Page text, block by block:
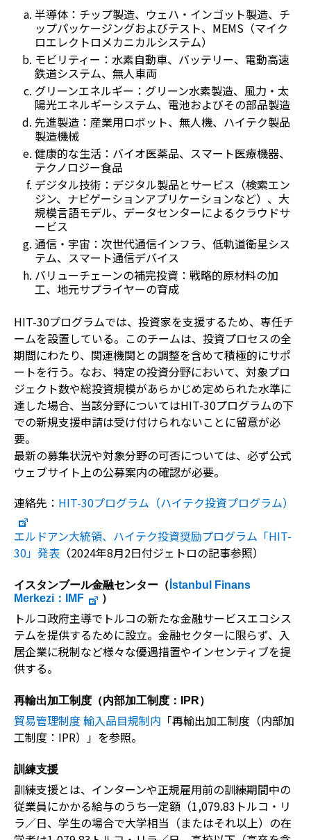
半導体：チップ製造、ウェハ・インゴット製造、チ
ップパッケージングおよびテスト、MEMS（マイク
ロエレクトロメカニカルシステム）
モビリティー：水素自動車、バッテリー、電動高速
鉄道システム、無人車両
グリーンエネルギー：グリーン水素製造、風力・太
陽光エネルギーシステム、電池およびその部品製造
先進製造：産業用ロボット、無人機、ハイテク製品
製造機械
健康的な生活：バイオ医薬品、スマート医療機器、
テクノロジー食品
デジタル技術：デジタル製品とサービス（検索エン
ジン、ナビゲーションアプリケーションなど）、大
規模言語モデル、データセンターによるクラウドサ
ービス
通信・宇宙：次世代通信インフラ、低軌道衛星シス
テム、スマート通信デバイス
バリューチェーンの補完投資：戦略的原材料の加
工、地元サプライヤーの育成
HIT-30プログラムでは、投資家を支援するため、専任チ
ームを設置している。このチームは、投資プロセスの全
期間にわたり、関連機関との調整を含めて積極的にサポ
ートを行う。なお、特定の投資分野において、対象プロ
ジェクト数や総投資規模があらかじめ定められた水準に
達した場合、当該分野についてはHIT-30プログラムの下
での新規支援申請は受け付けられないことに留意が必
要。
最新の募集状況や対象分野の可否については、必ず公式
ウェブサイト上の公募案内の確認が必要。
連絡先： HIT-30プログラム（ハイテク投資プログラム）
エルドアン大統領、ハイテク投資奨励プログラム「HIT-
30」発表（2024年8月2日付ジェトロの記事参照）
イスタンブール金融センター（ İstanbul Finans
Merkezi：IMF ）
トルコ政府主導でトルコの新たな金融サービスエコシス
テムを提供するために設立。金融セクターに限らず、入
居企業に税制など様々な優遇措置やインセンティブを提
供する。
再輸出加工制度（内部加工制度：IPR）
貿易管理制度 輸入品目規制内 「再輸出加工制度（内部加
工制度：IPR）」を参照。
訓練支援
訓練支援とは、インターンや正規雇用前の訓練期間中の
従業員にかかる給与のうち一定額（1,079.83トルコ・リ
ラ／日、学生の場合で大学相当（またはそれ以上）の在